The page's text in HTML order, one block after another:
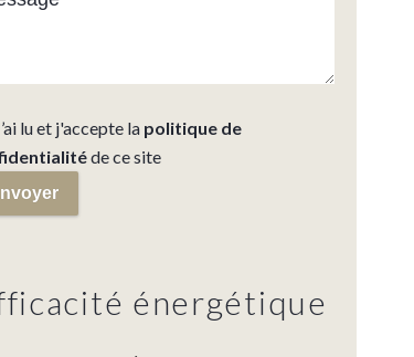
lu et j'accepte la politique de
de ce site
énergétique